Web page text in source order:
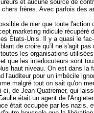
et aucune source de
chers frères. Avec parfois des
de nier que toute
marketing ridicule récupéré
États-Unis. Il y a quasi le
de croire qu'il ne s'agit
les organisations
que les interlocuteurs sont
haut niveau. On est dans la
l'auditeur pour un imbécile
malgré tout on sait qu'on
ci, de Jean Quatremer, qui
était un agent de
était occupée par les nazis,